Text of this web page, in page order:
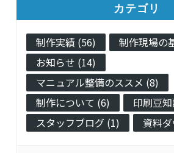
カテゴリ
制作実績 (56)
制作現場の
お知らせ (14)
マニュアル整備のススメ (8)
制作について (6)
印刷豆
スタッフブログ (1)
資料